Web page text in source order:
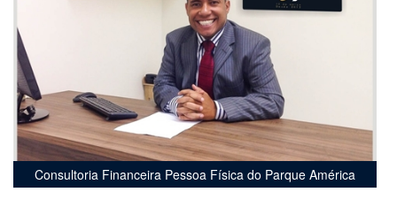
Consultoria Financeira Pessoa Física do Parque América